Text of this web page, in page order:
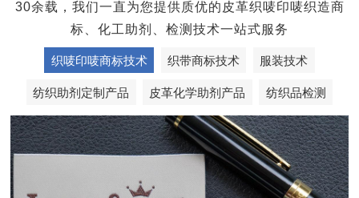
研发部 客服部 实验室 业务部 生产部
做适合您需求的合成白栲胶方案
30余载，我们一直为您提供质优的皮革织唛印唛织造商
织唛印唛商标技术 织带商标技术 服装技术
皮革化学助剂产品 纺织品检测